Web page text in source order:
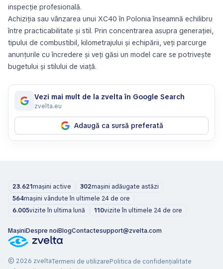
inspecție profesională.
Achiziția sau vânzarea unui XC40 în Polonia înseamnă echilibru
între practicabilitate și stil. Prin concentrarea asupra generației,
tipului de combustibil, kilometrajului și echipării, veți parcurge
anunțurile cu încredere și veți găsi un model care se potrivește
bugetului și stilului de viață.
Vezi mai mult de la zvelta în Google Search
zvelta.eu
Adaugă ca sursă preferată
23.621mașini active 302mașini adăugate astăzi
564mașini vândute în ultimele 24 de ore
6.005vizite în ultima lună 110vizite în ultimele 24 de ore
MașiniDespre noiBlogContactesupport@zvelta.com
© 2026 zveltaTermeni de utilizarePolitica de confidențialitate